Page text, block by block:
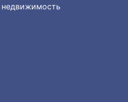
недвижимость